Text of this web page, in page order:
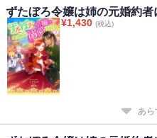
ずたぼろ令嬢は姉の元婚約
¥1,430 (税込)
あら